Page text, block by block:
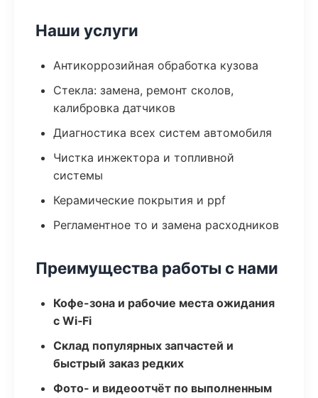
Наши услуги
Антикоррозийная обработка кузова
Стекла: замена, ремонт сколов,
калибровка датчиков
Диагностика всех систем автомобиля
Чистка инжектора и топливной
системы
Керамические покрытия и ppf
Регламентное то и замена расходников
Преимущества работы с нами
Кофе-зона и рабочие места ожидания
с Wi‑Fi
Склад популярных запчастей и
быстрый заказ редких
Фото- и видеоотчёт по выполненным